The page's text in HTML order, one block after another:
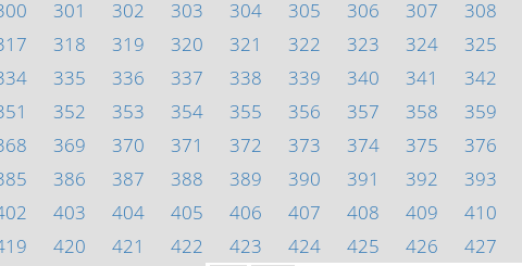
301 302 303 304 305 306 307 308
318 319 320 321 322 323 324 325
335 336 337 338 339 340 341 342
352 353 354 355 356 357 358 359
369 370 371 372 373 374 375 376
386 387 388 389 390 391 392 393
403 404 405 406 407 408 409 410
420 421 422 423 424 425 426 427